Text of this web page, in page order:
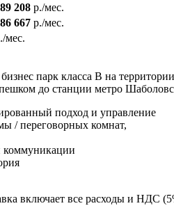
208 р./мес.
667 р./мес.
мес.
парк класса В на территории
до станции метро
подход и управление
/ переговорных комнат,
коммуникации
включает все расходы и НДС